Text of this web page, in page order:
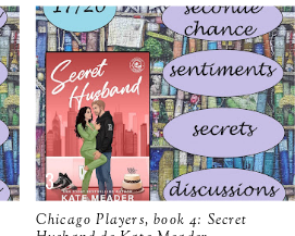
Chicago Players, book 4: Secret